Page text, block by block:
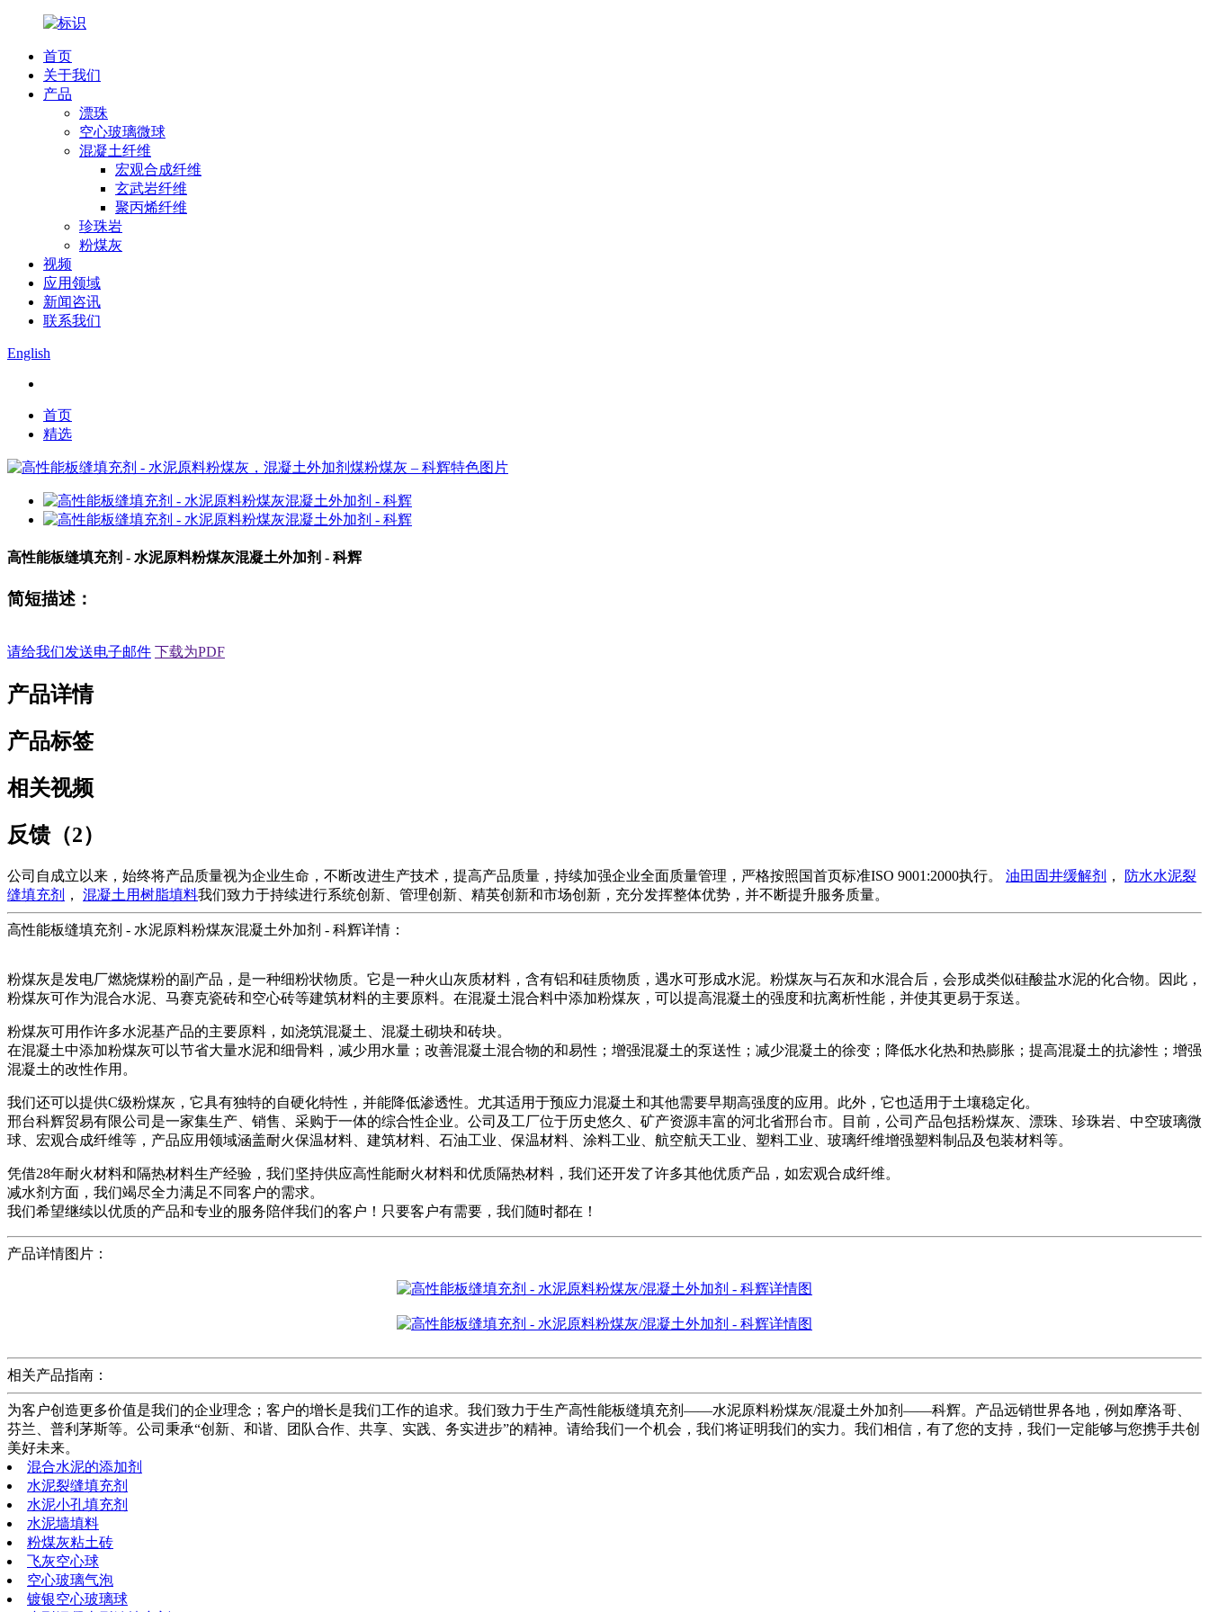
首页
关于我们
产品
漂珠
空心玻璃微球
混凝土纤维
宏观合成纤维
玄武岩纤维
聚丙烯纤维
珍珠岩
粉煤灰
视频
应用领域
新闻咨讯
联系我们
English
首页
精选
高性能板缝填充剂 - 水泥原料粉煤灰混凝土外加剂 - 科辉
简短描述：
请给我们发送电子邮件 下载为PDF
产品详情
产品标签
相关视频
反馈（2）
公司自成立以来，始终将产品质量视为企业生命，不断改进生产技术，提高产品质量，持续加强企业全面质量管理，严格按照国首页标准ISO 9001:2000执行。 油田固井缓解剂 ，
防水水泥裂
缝填充剂
， 混凝土用树脂填料我们致力于持续进行系统创新、管理创新、精英创新和市场创新，充分发挥整体优势，并不断提升服务质量。
高性能板缝填充剂 - 水泥原料粉煤灰混凝土外加剂 - 科辉详情：
粉煤灰是发电厂燃烧煤粉的副产品，是一种细粉状物质。它是一种火山灰质材料，含有铝和硅质物质，遇水可形成水泥。粉煤灰与石灰和水混合后，会形成类似硅酸盐水泥的化合物。因此，
粉煤灰可作为混合水泥、马赛克瓷砖和空心砖等建筑材料的主要原料。在混凝土混合料中添加粉煤灰，可以提高混凝土的强度和抗离析性能，并使其更易于泵送。
粉煤灰可用作许多水泥基产品的主要原料，如浇筑混凝土、混凝土砌块和砖块。
在混凝土中添加粉煤灰可以节省大量水泥和细骨料，减少用水量；改善混凝土混合物的和易性；增强混凝土的泵送性；减少混凝土的徐变；降低水化热和热膨胀；提高混凝土的抗渗性；增强
混凝土的改性作用。
我们还可以提供C级粉煤灰，它具有独特的自硬化特性，并能降低渗透性。尤其适用于预应力混凝土和其他需要早期高强度的应用。此外，它也适用于土壤稳定化。
邢台科辉贸易有限公司是一家集生产、销售、采购于一体的综合性企业。公司及工厂位于历史悠久、矿产资源丰富的河北省邢台市。目前，公司产品包括粉煤灰、漂珠、珍珠岩、中空玻璃微
球、宏观合成纤维等，产品应用领域涵盖耐火保温材料、建筑材料、石油工业、保温材料、涂料工业、航空航天工业、塑料工业、玻璃纤维增​​强塑料制品及包装材料等。
凭借28年耐火材料和隔热材料生产经验，我们坚持供应高性能耐火材料和优质隔热材料，我们还开发了许多其他优质产品，如宏观合成纤维。
减水剂方面，我们竭尽全力满足不同客户的需求。
我们希望继续以优质的产品和专业的服务陪伴我们的客户！只要客户有需要，我们随时都在！
产品详情图片：
相关产品指南：
为客户创造更多价值是我们的企业理念；客户的增长是我们工作的追求。我们致力于生产高性能板缝填充剂——水泥原料粉煤灰/混凝土外加剂——科辉。产品远销世界各地，例如摩洛哥、
芬兰、普利茅斯等。公司秉承“创新、和谐、团队合作、共享、实践、务实进步”的精神。请给我们一个机会，我们将证明我们的实力。我们相信，有了您的支持，我们一定能够与您携手共创
美好未来。
混合水泥的添加剂
水泥裂缝填充剂
水泥小孔填充剂
水泥墙填料
粉煤灰粘土砖
飞灰空心球
空心玻璃气泡
镀银空心玻璃球